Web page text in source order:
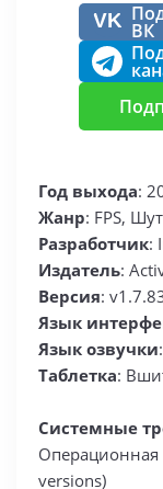
VK ВК
Год выхода:
Жанр: FPS,
Разработчик:
Издатель:
Версия:
Язык
Язык озвучки
Таблетка:
Системные
Операционная
versions)